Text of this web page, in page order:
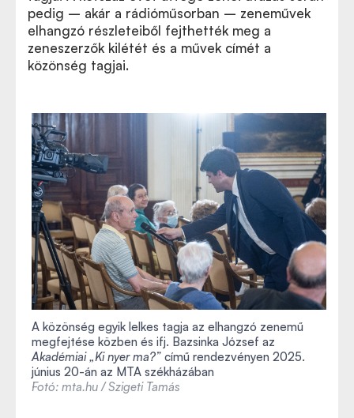
pedig – akár a rádióműsorban – zeneművek
elhangzó részleteiből fejthették meg a
zeneszerzők kilétét és a művek címét a
közönség tagjai.
A közönség egyik lelkes tagja az elhangzó zenemű
megfejtése közben és ifj. Bazsinka József az
Akadémiai „Ki nyer ma?” című rendezvényen 2025.
június 20-án az MTA székházában
Fotó: mta.hu / Szigeti Tamás